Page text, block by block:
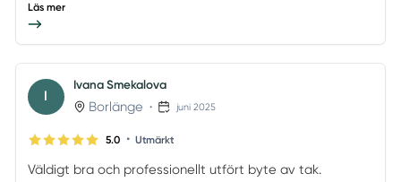
Läs mer
I
Ivana Smekalova
Borlänge • juni 2025
5.0 • Utmärkt
Väldigt bra och professionellt utfört byte av tak.